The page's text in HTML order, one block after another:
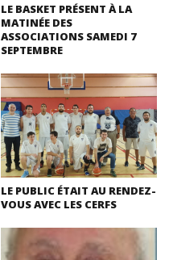
LE BASKET PRÉSENT À LA
MATINÉE DES
ASSOCIATIONS SAMEDI 7
SEPTEMBRE
LE PUBLIC ÉTAIT AU RENDEZ-
VOUS AVEC LES CERFS